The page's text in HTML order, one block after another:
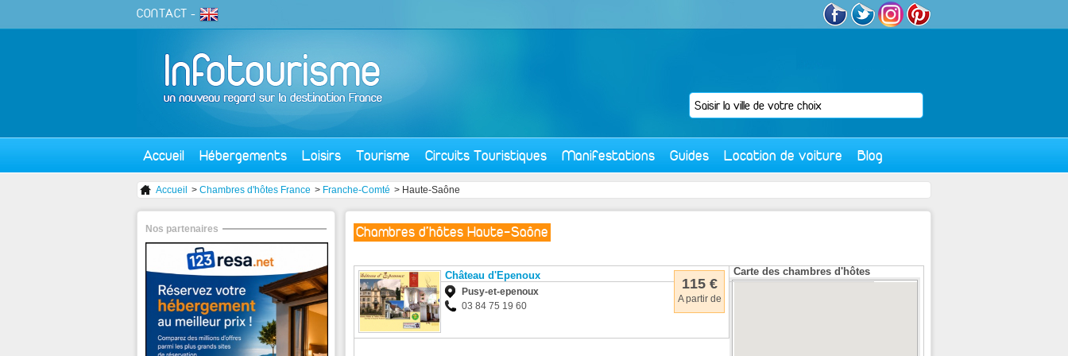
CONTACT -
Accueil Hébergements Loisirs Tourisme Circuits Touristiques Manifestations Guides Location de voiture Blog
Accueil > Chambres d'hôtes France > Franche-Comté > Haute-Saône
Chambres d'hôtes Haute-Saône
115 €
A partir de
Château d'Epenoux
Pusy-et-epenoux
03 84 75 19 60
Carte des chambres d'hôtes
Nos partenaires